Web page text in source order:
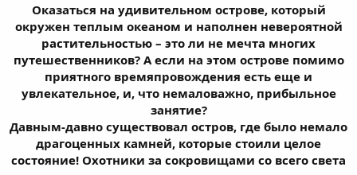
Оказаться на удивительном острове, который
окружен теплым океаном и наполнен невероятной
растительностью – это ли не мечта многих
путешественников? А если на этом острове помимо
приятного времяпровождения есть еще и
увлекательное, и, что немаловажно, прибыльное
занятие?
Давным-давно существовал остров, где было немало
драгоценных камней, которые стоили целое
состояние! Охотники за сокровищами со всего света